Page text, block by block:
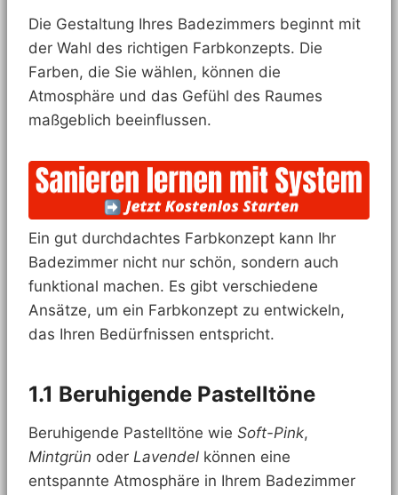
Die Gestaltung Ihres Badezimmers beginnt mit
der Wahl des richtigen Farbkonzepts. Die
Farben, die Sie wählen, können die
Atmosphäre und das Gefühl des Raumes
maßgeblich beeinflussen.
Ein gut durchdachtes Farbkonzept kann Ihr
Badezimmer nicht nur schön, sondern auch
funktional machen. Es gibt verschiedene
Ansätze, um ein Farbkonzept zu entwickeln,
das Ihren Bedürfnissen entspricht.
1.1 Beruhigende Pastelltöne
Beruhigende Pastelltöne wie Soft-Pink,
Mintgrün oder Lavendel können eine
entspannte Atmosphäre in Ihrem Badezimmer